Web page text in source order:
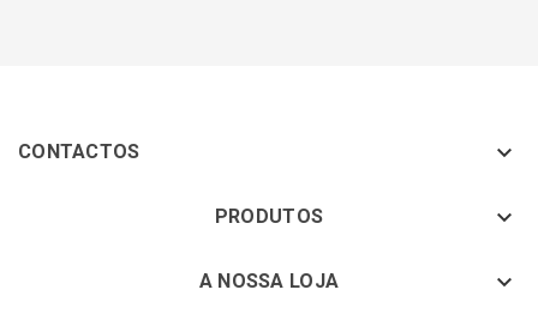
CONTACTOS 
PRODUTOS keyboard_arrow_down
A NOSSA LOJA keyboard_arrow_down